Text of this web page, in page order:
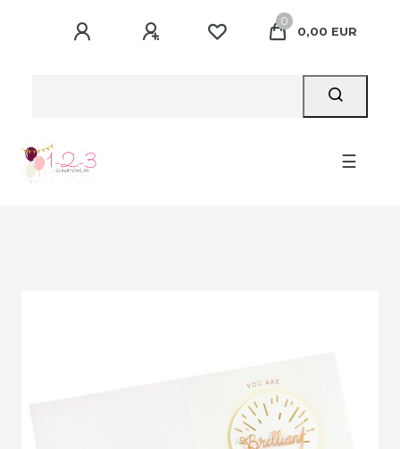
0
0,00 EUR
☰